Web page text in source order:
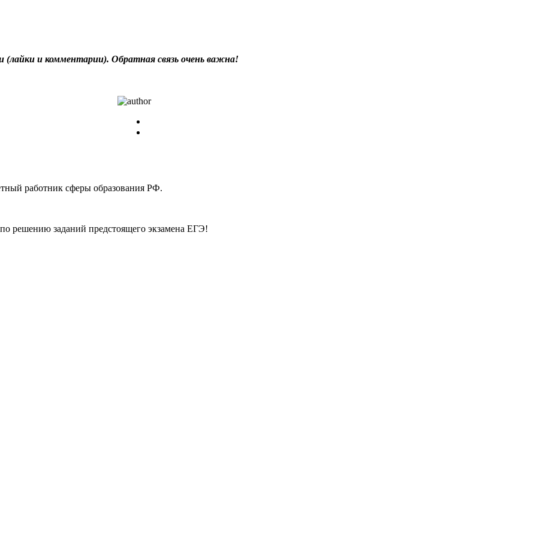
(лайки и комментарии). Обратная связь очень важна!
работник сферы образования РФ.
решению заданий предстоящего экзамена ЕГЭ!